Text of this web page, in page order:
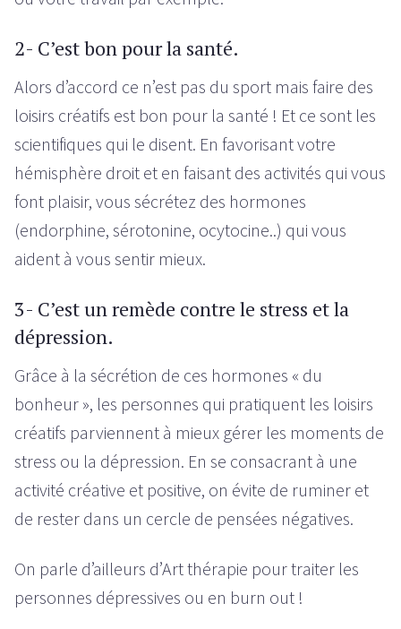
2- C’est bon pour la santé.
Alors d’accord ce n’est pas du sport mais faire des
loisirs créatifs est bon pour la santé ! Et ce sont les
scientifiques qui le disent. En favorisant votre
hémisphère droit et en faisant des activités qui vous
font plaisir, vous sécrétez des hormones
(endorphine, sérotonine, ocytocine..) qui vous
aident à vous sentir mieux.
3- C’est un remède contre le stress et la
dépression.
Grâce à la sécrétion de ces hormones « du
bonheur », les personnes qui pratiquent les loisirs
créatifs parviennent à mieux gérer les moments de
stress ou la dépression. En se consacrant à une
activité créative et positive, on évite de ruminer et
de rester dans un cercle de pensées négatives.
On parle d’ailleurs d’Art thérapie pour traiter les
personnes dépressives ou en burn out !